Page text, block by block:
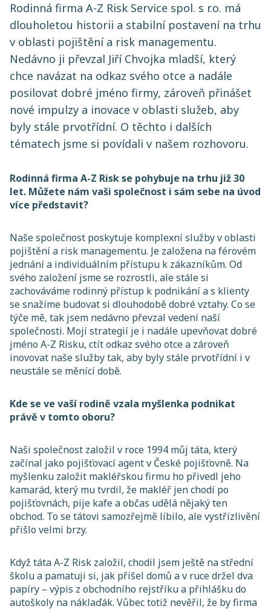
Rodinná firma A-Z Risk Service spol. s r.o. má
dlouholetou historii a stabilní postavení na trhu
v oblasti pojištění a risk managementu.
Nedávno ji převzal Jiří Chvojka mladší, který
chce navázat na odkaz svého otce a nadále
posilovat dobré jméno firmy, zároveň přinášet
nové impulzy a inovace v oblasti služeb, aby
byly stále prvotřídní. O těchto i dalších
tématech jsme si povídali v našem rozhovoru.
Rodinná firma A-Z Risk se pohybuje na trhu již 30
let. Můžete nám vaši společnost i sám sebe na úvod
více představit?
Naše společnost poskytuje komplexní služby v oblasti
pojištění a risk managementu. Je založena na férovém
jednání a individuálním přístupu k zákazníkům. Od
svého založení jsme se rozrostli, ale stále si
zachováváme rodinný přístup k podnikání a s klienty
se snažíme budovat si dlouhodobě dobré vztahy. Co se
týče mě, tak jsem nedávno převzal vedení naší
společnosti. Mojí strategií je i nadále upevňovat dobré
jméno A-Z Risku, ctít odkaz svého otce a zároveň
inovovat naše služby tak, aby byly stále prvotřídní i v
neustále se měnící době.
Kde se ve vaší rodině vzala myšlenka podnikat
právě v tomto oboru?
Naši společnost založil v roce 1994 můj táta, který
začínal jako pojišťovací agent v České pojišťovně. Na
myšlenku založit makléřskou firmu ho přivedl jeho
kamarád, který mu tvrdil, že makléř jen chodí po
pojišťovnách, pije kafe a občas udělá nějaký ten
obchod. To se tátovi samozřejmě líbilo, ale vystřízlivění
přišlo velmi brzy.
Když táta A-Z Risk založil, chodil jsem ještě na střední
školu a pamatuji si, jak přišel domů a v ruce držel dva
papíry – výpis z obchodního rejstříku a přihlášku do
autoškoly na náklaďák. Vůbec totiž nevěřil, že by firma